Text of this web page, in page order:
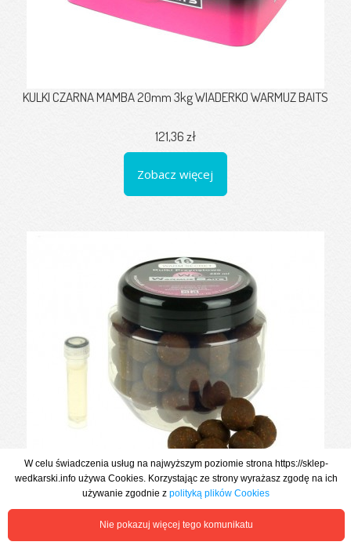
KULKI CZARNA MAMBA 20mm 3kg WIADERKO WARMUZ BAITS
121,36 zł
Zobacz więcej
KULKI HOOKERS WARM SECRET 16mm + DOPALACZ WARMUZ
W celu świadczenia usług na najwyższym poziomie strona https://sklep-
wedkarski.info używa Cookies. Korzystając ze strony wyrażasz zgodę na ich
używanie zgodnie zpolityką plików Cookies
Nie pokazuj więcej tego komunikatu